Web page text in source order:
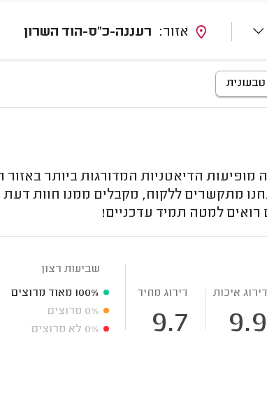
רעננה-כ"ס-הוד השרון
הדיאטניות המדורגות ביותר באזור
מתקשרים ללקוח, מקבלים ממנו חוות דעת
למטה תמיד עדכניים!
דירוג איכות
9.9
דירוג מחיר
9.7
שביעות רצון
100% מאוד מרוצים
0% מרוצים
0% לא מרוצים